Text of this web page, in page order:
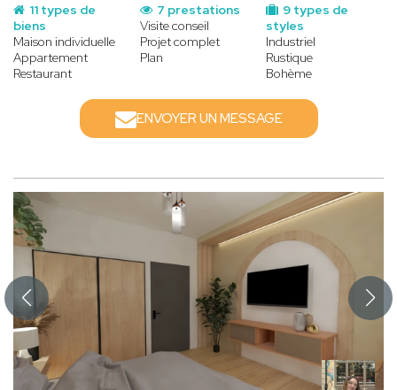
11 types de
biens
Maison individuelle
Appartement
Restaurant
9 types de
styles
Industriel
Rustique
Bohème
7 prestations
Visite conseil
Projet complet
Plan
ENVOYER UN MESSAGE